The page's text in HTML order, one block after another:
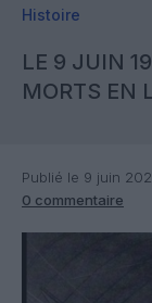
Histoire
LE 9 JUIN
MORTS EN
Publié le 9 juin
0 commentaire